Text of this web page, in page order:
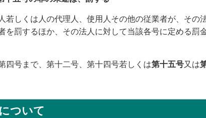
しくは人の代理人、使用人その他の従業者が、その
を罰するほか、その法人に対して当該各号に定める罰
四号まで、第十二号、第十四号若しくは第十五号又は
ついて